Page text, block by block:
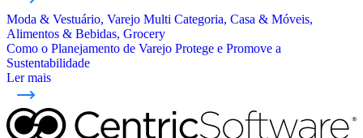
Moda & Vestuário, Varejo Multi Categoria, Casa & Móveis,
Alimentos & Bebidas, Grocery
Como o Planejamento de Varejo Protege e Promove a
Sustentabilidade
Ler mais